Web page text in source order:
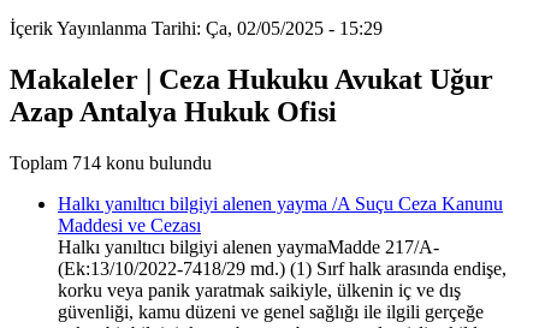
İçerik Yayınlanma Tarihi: Ça, 02/05/2025 - 15:29
Makaleler | Ceza Hukuku Avukat Uğur
Azap Antalya Hukuk Ofisi
Toplam 714 konu bulundu
Halkı yanıltıcı bilgiyi alenen yayma /A Suçu Ceza Kanunu
Maddesi ve Cezası
Halkı yanıltıcı bilgiyi alenen yaymaMadde 217/A-
(Ek:13/10/2022-7418/29 md.) (1) Sırf halk arasında endişe,
korku veya panik yaratmak saikiyle, ülkenin iç ve dış
güvenliği, kamu düzeni ve genel sağlığı ile ilgili gerçeğe